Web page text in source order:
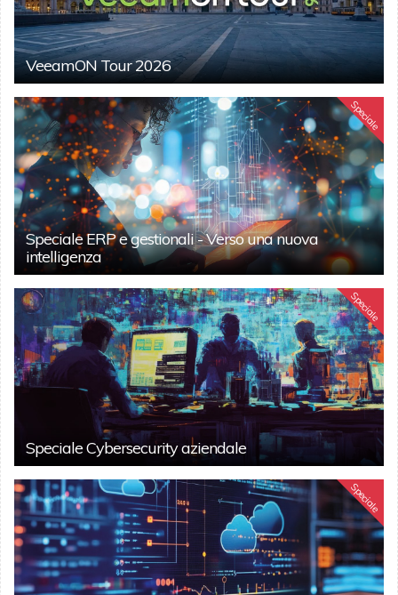
VeeamON Tour 2026
Speciale
Speciale ERP e gestionali - Verso una nuova
intelligenza
Speciale
Speciale Cybersecurity aziendale
Speciale